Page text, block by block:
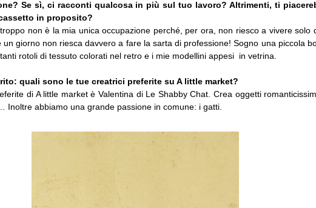
Se sì, ci racconti qualcosa in più sul tuo lavoro? Altrimenti, ti
in proposito?
non è la mia unica occupazione perché, per ora, non riesco a vivere solo
giorno non riesca davvero a fare la sarta di professione! Sogno una piccola
rotoli di tessuto colorati nel retro e i mie modellini appesi in vetrina.
quali sono le tue creatrici preferite su A little market?
di A little market è Valentina di Le Shabby Chat. Crea oggetti
Inoltre abbiamo una grande passione in comune: i gatti.